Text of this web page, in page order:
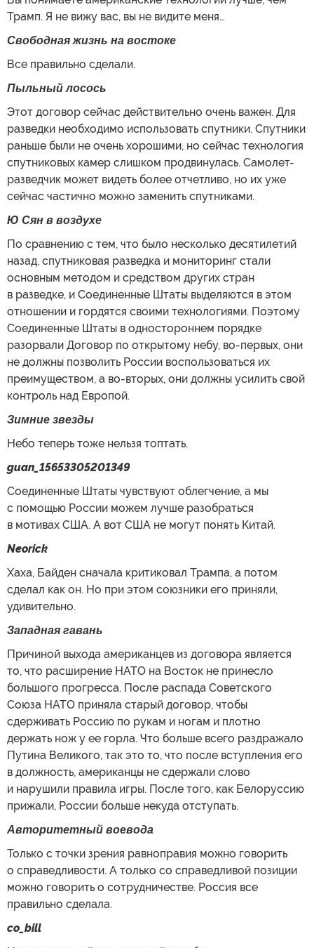
Трамп. Я не вижу вас, вы не видите меня…
Свободная жизнь на востоке
Все правильно сделали.
Пыльный лосось
Этот договор сейчас действительно очень важен. Для
разведки необходимо использовать спутники. Спутники
раньше были не очень хорошими, но сейчас технология
спутниковых камер слишком продвинулась. Самолет-
разведчик может видеть более отчетливо, но их уже
сейчас частично можно заменить спутниками.
Ю Сян в воздухе
По сравнению с тем, что было несколько десятилетий
назад, спутниковая разведка и мониторинг стали
основным методом и средством других стран
в разведке, и Соединенные Штаты выделяются в этом
отношении и гордятся своими технологиями. Поэтому
Соединенные Штаты в одностороннем порядке
разорвали Договор по открытому небу, во-первых, они
не должны позволить России воспользоваться их
преимуществом, а во-вторых, они должны усилить свой
контроль над Европой.
Зимние звезды
Небо теперь тоже нельзя топтать.
guan_15653305201349
Соединенные Штаты чувствуют облегчение, а мы
с помощью России можем лучше разобраться
в мотивах США. А вот США не могут понять Китай.
Neorick
Хаха, Байден сначала критиковал Трампа, а потом
сделал как он. Но при этом союзники его приняли,
удивительно.
Западная гавань
Причиной выхода американцев из договора является
то, что расширение НАТО на Восток не принесло
большого прогресса. После распада Советского
Союза НАТО приняла старый договор, чтобы
сдерживать Россию по рукам и ногам и плотно
держать нож у ее горла. Что больше всего раздражало
Путина Великого, так это то, что после вступления его
в должность, американцы не сдержали слово
и нарушили правила игры. После того, как Белоруссию
прижали, России больше некуда отступать.
Авторитетный воевода
Только с точки зрения равноправия можно говорить
о справедливости. А только со справедливой позиции
можно говорить о сотрудничестве. Россия все
правильно сделала.
co_bill